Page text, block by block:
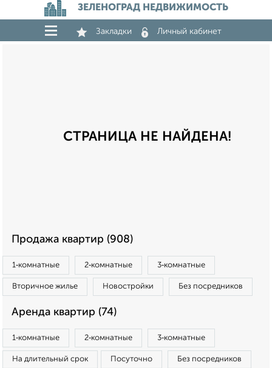
ЗЕЛЕНОГРАД НЕДВИЖИМОСТЬ
Закладки Личный кабинет
СТРАНИЦА НЕ НАЙДЕНА!
Продажа квартир (908)
1‑комнатные 2‑комнатные 3‑комнатные
Вторичное жилье Новостройки Без посредников
Аренда квартир (74)
1‑комнатные 2‑комнатные 3‑комнатные
На длительный срок Посуточно Без посредников